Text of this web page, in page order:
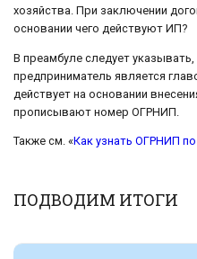
хозяйства. При заключении
основании чего действуют ИП?
В преамбуле следует
предприниматель является
действует на основании
прописывают номер ОГРНИП.
Также см. «Как узнать ОГРНИП
ПОДВОДИМ ИТОГИ